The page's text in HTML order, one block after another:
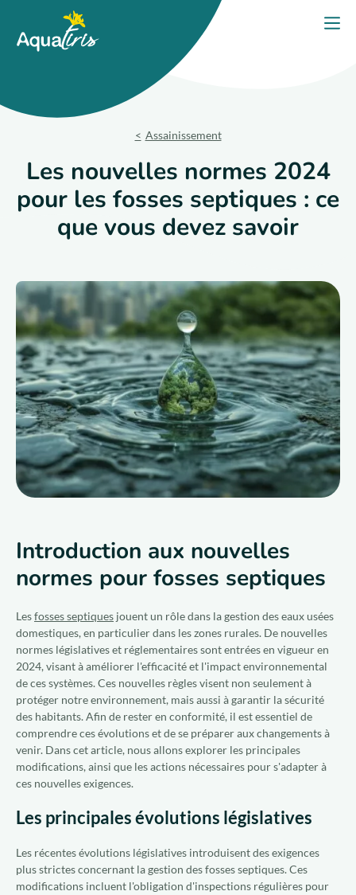
Qui sommes-nous ?
Nous rejoindre
FR
Nos solutions
Votre projet
Nos engagements
Nos conseils
Trouver un expert
Assainissement
Les nouvelles normes 2024
pour les fosses septiques : ce
que vous devez savoir
Introduction aux nouvelles
normes pour fosses septiques
Lesfosses septiques jouent un rôle dans la gestion des eaux usées
domestiques, en particulier dans les zones rurales. De nouvelles
normes législatives et réglementaires sont entrées en vigueur en
2024, visant à améliorer l'efficacité et l'impact environnemental
de ces systèmes. Ces nouvelles règles visent non seulement à
protéger notre environnement, mais aussi à garantir la sécurité
des habitants. Afin de rester en conformité, il est essentiel de
comprendre ces évolutions et de se préparer aux changements à
venir. Dans cet article, nous allons explorer les principales
modifications, ainsi que les actions nécessaires pour s'adapter à
ces nouvelles exigences.
Les principales évolutions législatives
Les récentes évolutions législatives introduisent des exigences
plus strictes concernant la gestion des fosses septiques. Ces
modifications incluent l'obligation d'inspections régulières pour